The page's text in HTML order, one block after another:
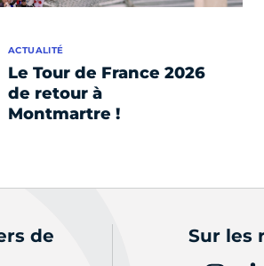
Le Tour de France 2026
de retour à
Montmartre !
ACTUALITÉ
de
Sur les